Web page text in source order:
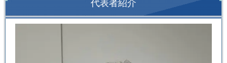
代表者紹介